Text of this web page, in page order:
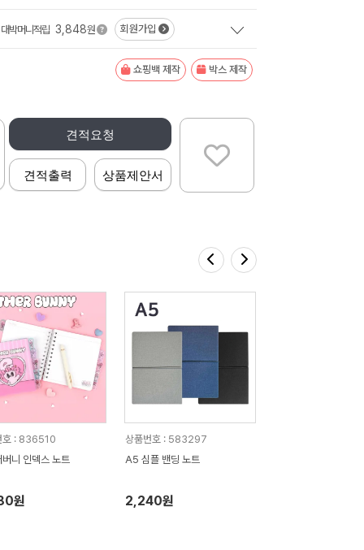
대박머니적립 3,848원 회원가입
쇼핑백 제작 박스 제작
견적요청
견적출력 상품제안서
호 : 836510
버니 인덱스 노트
원
상품번호 : 583297
A5 심플 밴딩 노트
2,240원